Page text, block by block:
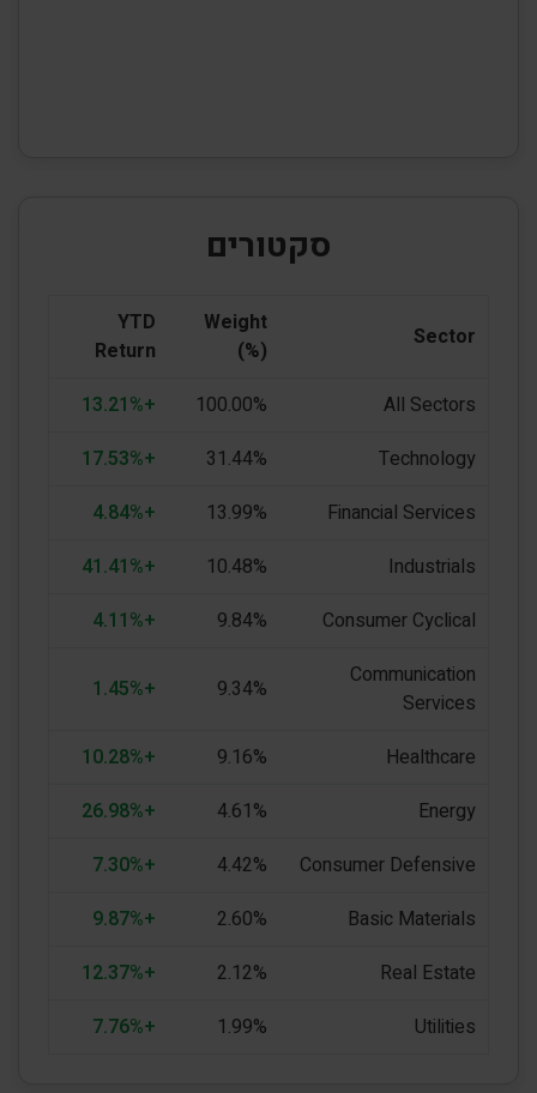
סקטורים
Sector
Weight
(%)
YTD
Return
All Sectors
100.00%
+13.21%
Technology
31.44%
+17.53%
Financial Services
13.99%
+4.84%
Industrials
10.48%
+41.41%
Consumer Cyclical
9.84%
+4.11%
Communication
Services
9.34%
+1.45%
Healthcare
9.16%
+10.28%
Energy
4.61%
+26.98%
Consumer Defensive
4.42%
+7.30%
Basic Materials
2.60%
+9.87%
Real Estate
2.12%
+12.37%
Utilities
1.99%
+7.76%